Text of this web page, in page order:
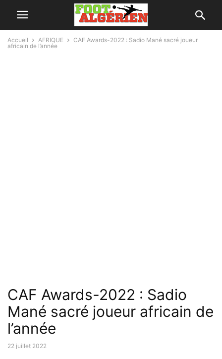
Accueil AFRIQUE
CAF Awards-2022 : Sadio Mané sacré joueur
africain de l’année
CAF Awards-2022 : Sadio
Mané sacré joueur africain de
l’année
22 juillet 2022